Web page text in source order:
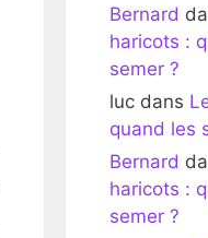
Bernard
haricots :
semer ?
luc dans
quand les
Bernard
haricots :
semer ?